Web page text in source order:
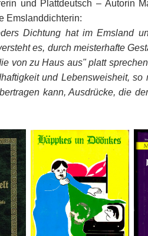
und Plattdeutsch – Autorin
Emslanddichterin:
Dichtung hat im Emsland
es, durch meisterhafte
von zu Haus aus" platt
und Lebensweisheit,
kann, Ausdrücke, die